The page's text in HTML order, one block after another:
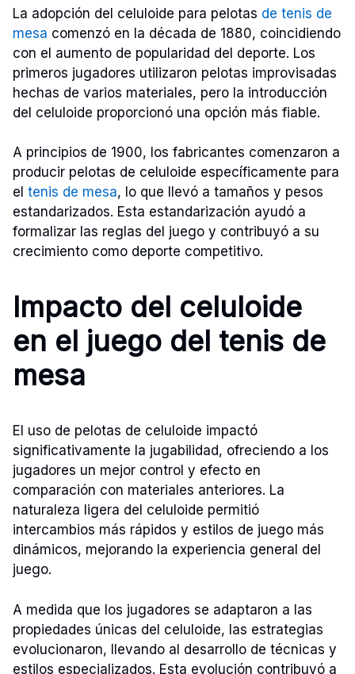
La adopción del celuloide para pelotas de tenis de
mesa comenzó en la década de 1880, coincidiendo
con el aumento de popularidad del deporte. Los
primeros jugadores utilizaron pelotas improvisadas
hechas de varios materiales, pero la introducción
del celuloide proporcionó una opción más fiable.
A principios de 1900, los fabricantes comenzaron a
producir pelotas de celuloide específicamente para
el tenis de mesa, lo que llevó a tamaños y pesos
estandarizados. Esta estandarización ayudó a
formalizar las reglas del juego y contribuyó a su
crecimiento como deporte competitivo.
Impacto del celuloide
en el juego del tenis de
mesa
El uso de pelotas de celuloide impactó
significativamente la jugabilidad, ofreciendo a los
jugadores un mejor control y efecto en
comparación con materiales anteriores. La
naturaleza ligera del celuloide permitió
intercambios más rápidos y estilos de juego más
dinámicos, mejorando la experiencia general del
juego.
A medida que los jugadores se adaptaron a las
propiedades únicas del celuloide, las estrategias
evolucionaron, llevando al desarrollo de técnicas y
estilos especializados. Esta evolución contribuyó a